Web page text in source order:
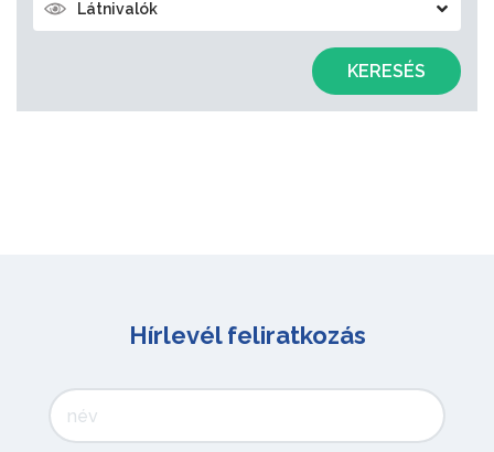
Látnivalók
KERESÉS
Hírlevél feliratkozás